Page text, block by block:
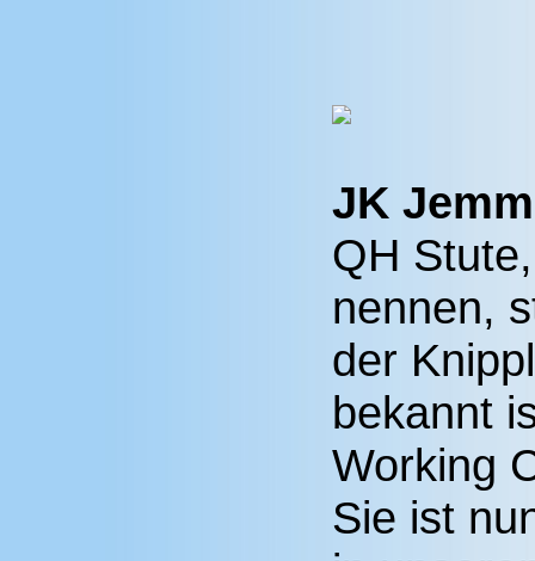
JK
QH
nennen,
der
bekannt
Working
Sie ist